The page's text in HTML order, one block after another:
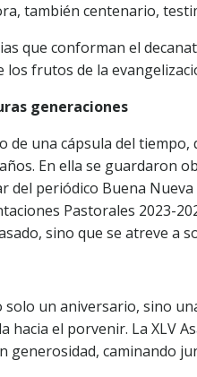
también centenario,
que conforman el
frutos de la
generaciones
una cápsula del
En ella se guardaron
periódico Buena
Pastorales 2023-
sino que se atreve a
un aniversario, sino
el porvenir. La XLV
caminando